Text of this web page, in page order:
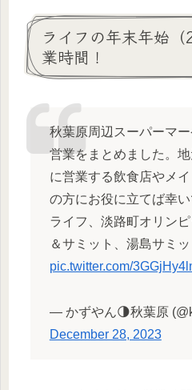
ライフの年末年始
業時間！
秋葉原周辺スーパーマ
営業をまとめました。
に営業する飲食店やメ
の方にお役に立てば幸
ライフ、淡路町オリン
＆サミット、湯島サミッ
pic.twitter.com/
— かずやん🌗秋葉原
December 28, 2023